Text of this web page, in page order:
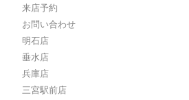
来店予約
お問い合わせ
明石店
垂水店
兵庫店
三宮駅前店